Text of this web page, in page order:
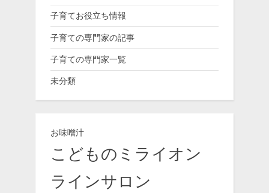
子育てお役立ち情報
子育ての専門家の記事
子育ての専門家一覧
未分類
お味噌汁
こどものミライオン
ラインサロン